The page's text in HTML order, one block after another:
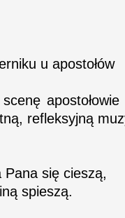
u apostołów
refleksyjną
Pana się cieszą,
spieszą.